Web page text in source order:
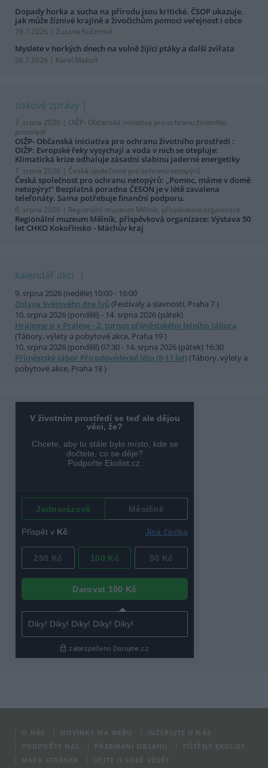
Dopady horka a sucha na přírodu jsou kritické. ČSOP ukazuje,
jak může žíznivé krajině a živočichům pomoci veřejnost i obce
29.7.2026 | Zuzana Kučerová
Myslete v horkých dnech na volně žijící ptáky a další zvířata
28.7.2026 | Karel Makoň
tiskové zprávy
7. srpna 2026 | OIŽP- Občanská iniciativa pro ochranu životního
prostředí
OIŽP- Občanská iniciativa pro ochranu životního prostředí :
OIŽP: Evropské řeky vysychají a voda v nich se otepluje:
Klimatická krize odhaluje zásadní slabinu jaderné energetiky
7. srpna 2026 | Česká společnost pro ochranu netopýrů
Česká společnost pro ochranu netopýrů: „Pomoc, máme v domě
netopýry!“ Bezplatná poradna ČESON je v létě zavalena
telefonáty. Sama potřebuje finanční podporu.
6. srpna 2026 | Regionální muzeum Mělník, příspěvková organizace
Regionální muzeum Mělník, příspěvková organizace: Výstava 50
let CHKO Kokořínsko - Máchův kraj
kalendář akcí
9. srpna 2026 (neděle) 10:00 - 16:00
Oslava Světového dne lvů (Festivaly a slavnosti, Praha 7 )
10. srpna 2026 (pondělí) - 14. srpna 2026 (pátek)
Hrajeme si v Pralese - 2. turnus příměstského letního tábora
(Tábory, výlety a pobytové akce, Praha 19 )
10. srpna 2026 (pondělí) 07:30 - 14. srpna 2026 (pátek) 16:30
Příměstský tábor Přírodovědecké léto (8-11 let)(Tábory, výlety a
pobytové akce, Praha 18 )
O NÁS NOVINKY NA WEBU
INZERUJTE U NÁS
PODPOŘTE NÁS
PŘEBÍRÁNÍ OBSAHU
TIŠTĚNÝ EKOLIST
MAPA STRÁNEK
DEJTE O SOBĚ VĚDĚT